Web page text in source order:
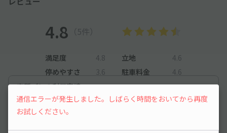
4.8 （5件）
満足度 4.8 立地
4.6
停めやすさ
3.6 駐車料金
4.6
車種ごとの利用実績
オートバイ
通信エラーが発生しました。しばらく時間をおいてから再度
お試しください。